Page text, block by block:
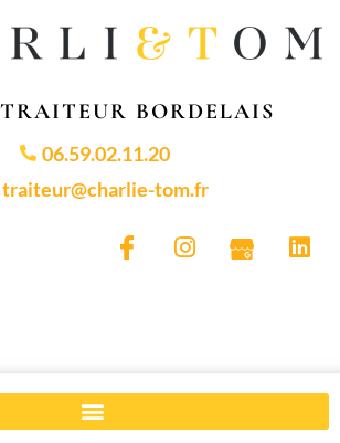
BORDELAIS
06.59.02.11.20
traiteur@charlie-tom.fr